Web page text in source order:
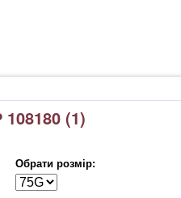
(1)
Обрати розмір: